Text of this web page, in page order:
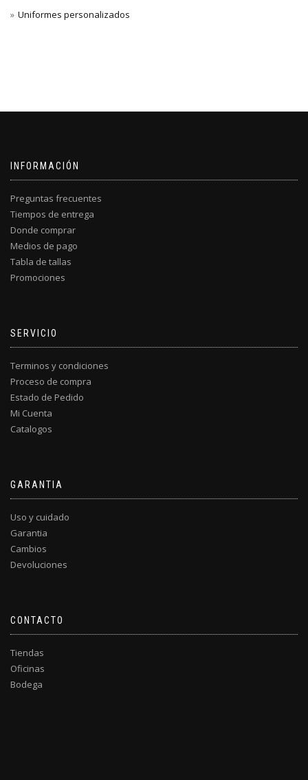
Uniformes personalizados
INFORMACIÓN
Preguntas frecuentes
Tiempos de entrega
Donde comprar
Medios de pago
Tabla de tallas
Promociones
SERVICIO
Terminos y condiciones
Proceso de compra
Estado de Pedido
Mi Cuenta
Catalogos
GARANTIA
Uso y cuidado
Garantia
Cambios
Devoluciones
CONTACTO
Tiendas
Oficinas
Bodega